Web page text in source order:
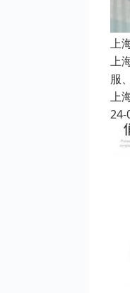
上
上
服
上
24-